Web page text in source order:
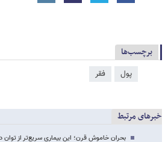
برچسب‌ها
پول فقر
خبرهای مرتبط
بحران خاموش قرن؛ این بیماری سریع‌تر از